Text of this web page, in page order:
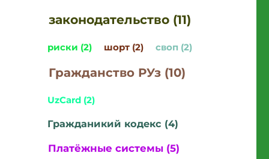
законодательство (11)
риски (2) шорт (2) своп (2)
Гражданство РУз (10)
UzCard (2)
Гражданикий кодекс (4)
Платёжные системы (5)